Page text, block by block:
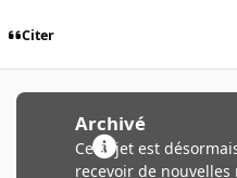
Citer
Archivé
Ce sujet est
recevoir de nouvelles